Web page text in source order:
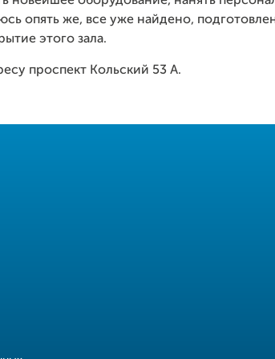
опять же, все уже найдено,
этого зала.
проспект Кольский 53 А.